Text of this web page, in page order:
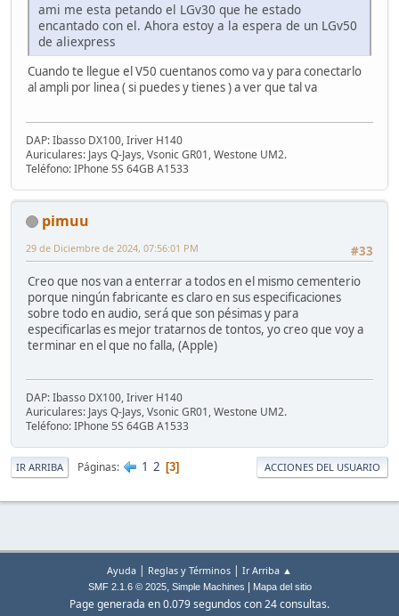
ami me esta petando el LGv30 que he estado
encantado con el. Ahora estoy a la espera de un LGv50
de aliexpress
Cuando te llegue el V50 cuentanos como va y para conectarlo
al ampli por linea ( si puedes y tienes ) a ver que tal va
DAP: Ibasso DX100, Iriver H140
Auriculares: Jays Q-Jays, Vsonic GR01, Westone UM2.
Teléfono: IPhone 5S 64GB A1533
pimuu
#33
29 de Diciembre de 2024, 07:56:01 PM
Creo que nos van a enterrar a todos en el mismo cementerio
porque ningún fabricante es claro en sus especificaciones
sobre todo en audio, será que son pésimas y para
especificarlas es mejor tratarnos de tontos, yo creo que voy a
terminar en el que no falla, (Apple)
DAP: Ibasso DX100, Iriver H140
Auriculares: Jays Q-Jays, Vsonic GR01, Westone UM2.
Teléfono: IPhone 5S 64GB A1533
IR ARRIBA Páginas 1 2 3 ACCIONES DEL USUARIO
Ayuda | Reglas y Términos | Ir Arriba ▲
SMF 2.1.6 © 2025, Simple Machines Mapa del sitio
Page generada en 0.079 segundos con 24 consultas.